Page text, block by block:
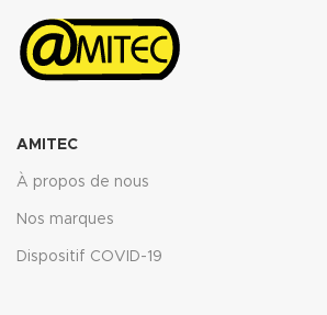
AMITEC
À propos de nous
Nos marques
Dispositif COVID-19